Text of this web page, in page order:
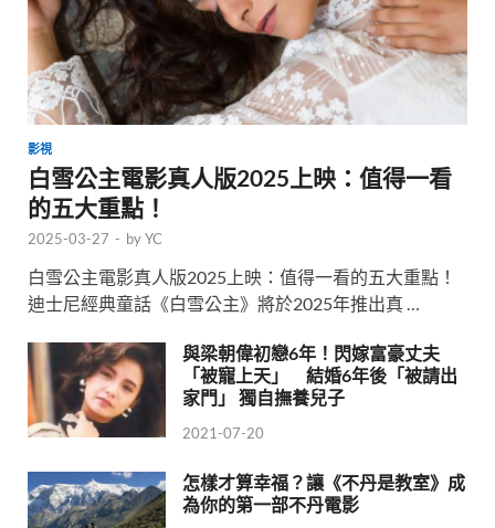
影視
白雪公主電影真人版2025上映：值得一看
的五大重點！
2025-03-27 - byYC
白雪公主電影真人版2025上映：值得一看的五大重點！
迪士尼經典童話《白雪公主》將於2025年推出真 …
與梁朝偉初戀6年！閃嫁富豪丈夫
「被寵上天」 結婚6年後「被請出
家門」 獨自撫養兒子
2021-07-20
怎樣才算幸福？讓《不丹是教室》成
為你的第一部不丹電影